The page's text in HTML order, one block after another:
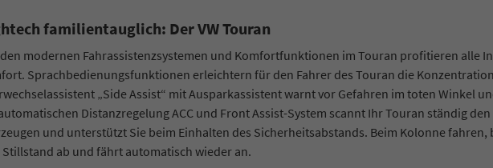
familientauglich: Der VW Touran
modernen Fahrassistenzsystemen und Komfortfunktionen im Touran profitieren alle
Sprachbedienungsfunktionen erleichtern für den Fahrer des Touran die
„Side Assist“ mit Ausparkassistent warnt vor Gefahren im toten Winkel
Distanzregelung ACC und Front Assist-System scannt Ihr Touran ständig
und unterstützt Sie beim Einhalten des Sicherheitsabstands. Beim Kolonne fahren,
Stillstand ab und fährt automatisch wieder an.